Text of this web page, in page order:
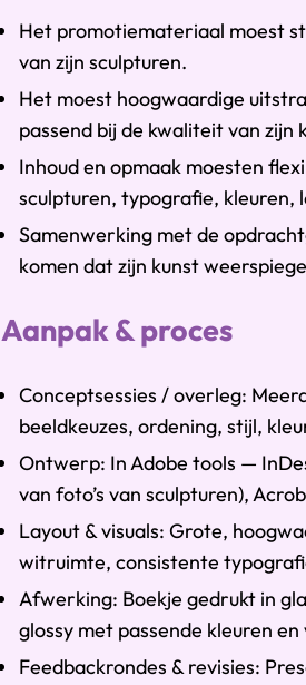
Het promotiemateriaal moest
van zijn sculpturen.
Het moest hoogwaardige
passend bij de kwaliteit van zijn
Inhoud en opmaak moesten
sculpturen, typografie, kleuren,
Samenwerking met de
komen dat zijn kunst
Aanpak & proces
Conceptsessies / overleg:
beeldkeuzes, ordening, stijl,
Ontwerp: In Adobe tools —
van foto’s van sculpturen),
Layout & visuals: Grote,
witruimte, consistente
Afwerking: Boekje gedrukt in
glossy met passende kleuren
Feedbackrondes & revisies: